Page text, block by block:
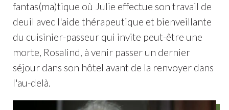
fantas(ma)tique où Julie effectue son travail de
deuil avec l'aide thérapeutique et bienveillante
du cuisinier-passeur qui invite peut-être une
morte, Rosalind, à venir passer un dernier
séjour dans son hôtel avant de la renvoyer dans
l'au-delà.